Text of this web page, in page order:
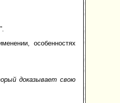
особенностях
доказывает свою